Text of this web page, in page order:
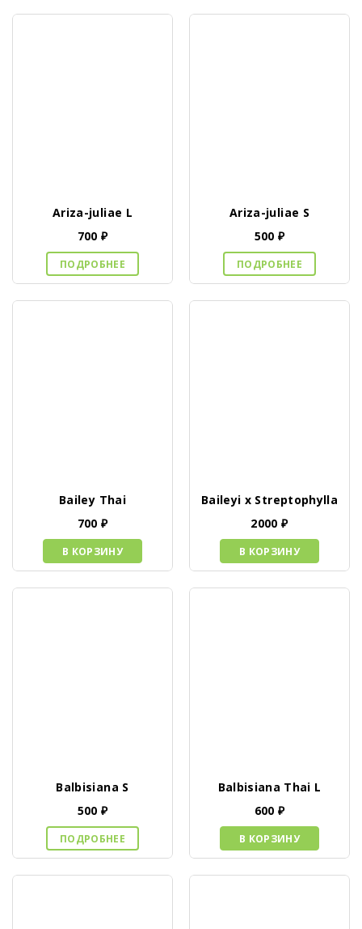
Ariza-juliae L
700₽
ПОДРОБНЕЕ
Ariza-juliae S
500₽
ПОДРОБНЕЕ
Bailey Thai
700₽
В КОРЗИНУ
Baileyi x Streptophylla
2000₽
В КОРЗИНУ
Balbisiana S
500₽
ПОДРОБНЕЕ
Balbisiana Thai L
600₽
В КОРЗИНУ